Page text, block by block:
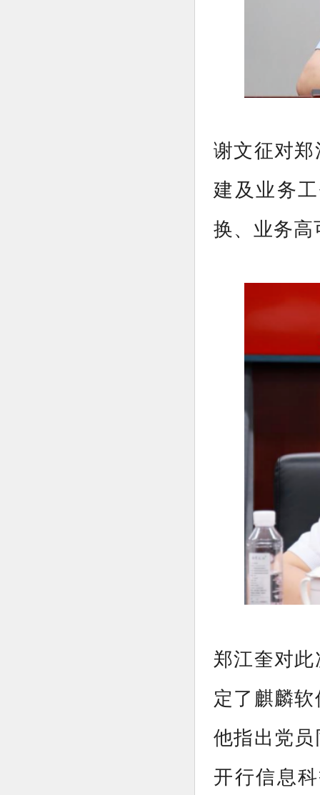
谢文征对
建及业务
换、业务高
郑江奎对
定了麒麟
他指出党
开行信息